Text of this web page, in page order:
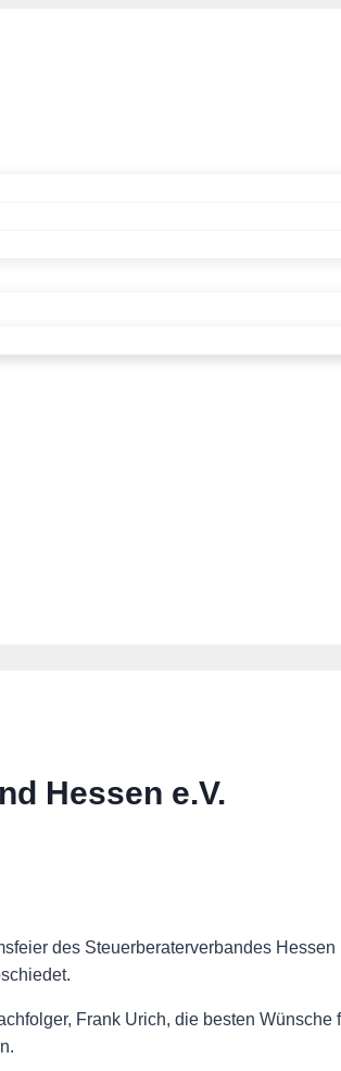
Hessen e.V.
des Steuerberaterverbandes Hessen
Frank Urich, die besten Wünsche